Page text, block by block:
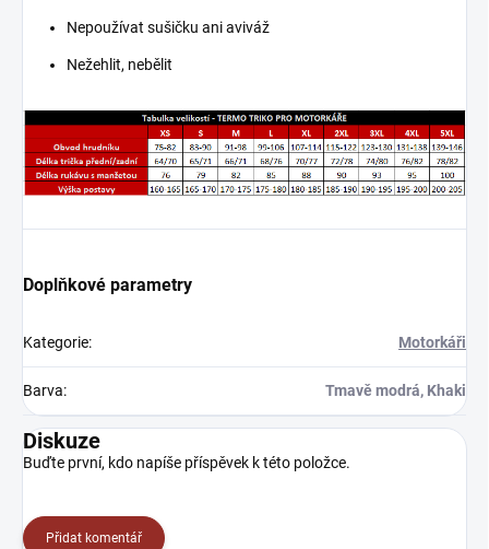
Nepoužívat sušičku ani aviváž
Nežehlit, nebělit
Doplňkové parametry
Kategorie: Motorkáři
Barva: Tmavě modrá, Khaki
Diskuze
Buďte první, kdo napíše příspěvek k této položce.
Přidat komentář